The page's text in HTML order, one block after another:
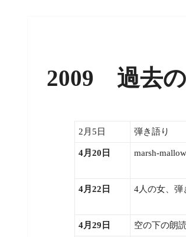
2009 過去
2月5日 弾き語り
4月20日 marsh-mallow
4月22日 4人の女、弾
4月29日 空の下の朗